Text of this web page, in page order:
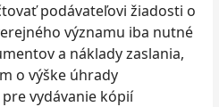
podávateľovi žiadosti o
významu iba nutné
a náklady zaslania,
o výške úhrady
vydávanie kópií